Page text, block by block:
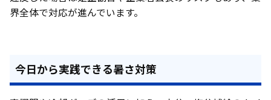
界全体で対応が進んでいます。
今日から実践できる暑さ対策